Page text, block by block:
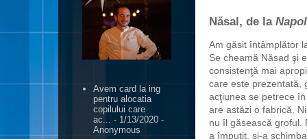
Năsal, de la
Am găsit întâmplător
Se cheamă Năsad şi
consistenţă mai
care este prezentată,
acţiunea se petrece
are astăzi o fabrică.
nu îl găsească groful.
a împuţit, şi-a
Avem card la ing
pentru alocatia
copilului care
ac... - 1/13/2020 -
Anonymous